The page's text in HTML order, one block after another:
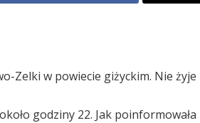
Zelki w powiecie giżyckim. Nie żyje
godziny 22. Jak